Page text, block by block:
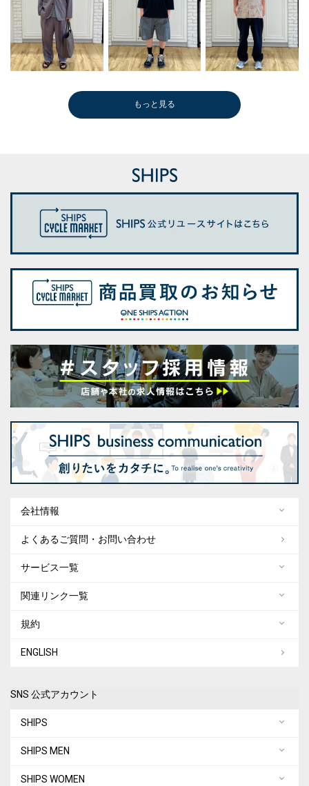
もっと見る
会社情報
よくあるご質問・お問い合わせ
サービス一覧
関連リンク一覧
規約
ENGLISH
SNS 公式アカウント
SHIPS
SHIPS MEN
SHIPS WOMEN